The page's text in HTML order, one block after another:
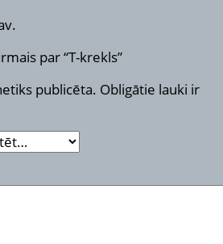
par “T-krekls”
publicēta. Obligātie lauki ir